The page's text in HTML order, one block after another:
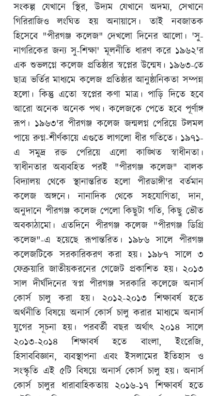
সংকল্প যেখানে স্থির, উদ্যম যেখানে অদম্য, সেখানে
গিরিরাজিও লংঘিত হয় অনায়াসে। তাই নবজাতক
হিসেবে "পীরগঞ্জ কলেজ" দেখলো দিনের আলো। 'সু-
নাগরিকের জন্য সু-শিক্ষা' মূলনীতি ধারণ করে ১৯৬২'র
এক শুভলগ্নে কলেজ প্রতিষ্ঠার স্বপ্নের উন্মেষ। ১৯৬৩-তে
ছাত্র ভর্তির মাধ্যমে কলেজ প্রতিষ্ঠার আনুষ্ঠানিকতা সম্পন্ন
হলো। কিন্তু এতো স্বপ্নের কণা মাত্র। পাড়ি দিতে হবে
আরো অনেক অনেক পথ। কলেজকে পেতে হবে পূর্ণাঙ্গ
রূপ। ১৯৬৩'র পীরগঞ্জ কলেজ জন্মলগ্ন পেরিয়ে টলমল
পায়ে রুগ্ন-শীর্ণকায়ে এগুতে লাগলো ধীর গতিতে। ১৯৭১-
এ সমুদ্র রক্ত পেরিয়ে এলো কাঙ্খিত স্বাধীনতা।
স্বাধীনতার অব্যবহিত পরই "পীরগঞ্জ কলেজ" বালক
বিদ্যালয় থেকে স্থানান্তরিত হলো পীরডাঙ্গী'র বর্তমান
কলেজ অঙ্গনে। নানাদিক থেকে সহযোগিতা, দান,
অনুদানে পীরগঞ্জ কলেজ পেলো কিছুটা গতি, কিছু ভৌত
অবকাঠামো। এতদিনে পীরগঞ্জ কলেজ "পীরগঞ্জ ডিগ্রি
কলেজ"-এ হয়েছে রূপান্তরিত। ১৯৮৬ সালে পীরগঞ্জ
কলেজটিকে সরকারিকরণ করা হয়। ১৯৮৭ সালে ৩
ফেব্রুয়ারি জাতীয়করনের গেজেট প্রকাশিত হয়। ২০১৩
সাল দীর্ঘদিনের স্বপ্ন পীরগঞ্জ সরকারি কলেজে অনার্স
কোর্স চালু করা হয়। ২০১২-২০১৩ শিক্ষাবর্ষ হতে
অর্থনীতি বিষয়ে অনার্স কোর্স চালু করার মাধ্যমে অনার্স
যুগের সূচনা হয়। পরবর্তী বছর অর্থাৎ ২০১৪ সালে
২০১৩-২০১৪ শিক্ষাবর্ষ হতে বাংলা, ইংরেজি,
হিসাববিজ্ঞান, ব্যবস্থাপনা এবং ইসলামের ইতিহাস ও
সংস্কৃতি এই ৫টি বিষয়ে অনার্স কোর্স চালু হয়। অনার্স
কোর্স চালুর ধারাবাহিকতায় ২০১৬-১৭ শিক্ষাবর্ষ হতে